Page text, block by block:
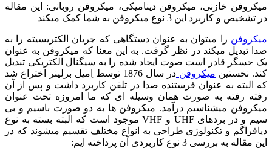
میکروفن خازنی، میکروفن دینامیکی، میکروفن روبانی: این مقاله
در تشخیص و کاربرد این 3 نوع میکروفن به شما کمک میکند
میکروفن را میتوان به عنوان دستگاهی که جریان الکتریسیته را به
صدا تبدیل میکند در نظر گرفت. به این معنا که میکروفن به عنوان
یک حسگر قادر است صوت ایجاد شده را به سیگنال الکتریکی تبدیل
کند. نخستین میکروفن
در سال 1876 توسط اِمیل برلینر اختراع شد
که البته به عنوان فرستنده صدا در تلفن کاربرد داشت و پس از آن
رفته رفته به صورت همان وسیله ای که ما امروزه تحت عنوان
میکروفن میشناسیم درآمد. میکروفن ها به دو صورت باسیم و بی
سیم و در بردهای UHF و VHF موجود است که البته بسته به نوع
دیافراگم و تکنولوژی طراحی به انواع مختلف تقسیم میشوند که در
این مقاله به بررسی 3 نوع کاربردی آن پرداخته ایم: